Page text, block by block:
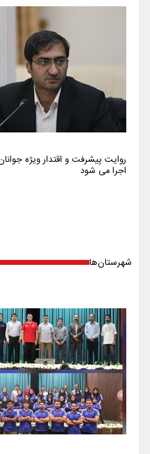
روایت پیشرفت و اقتدار ویژه
اجرا می شود
شهرستان‌ها